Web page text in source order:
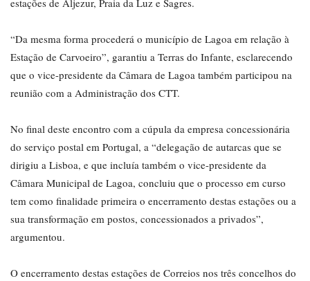
estações de Aljezur, Praia da Luz e Sagres.
“Da mesma forma procederá o município de Lagoa em relação à
Estação de Carvoeiro”, garantiu a Terras do Infante, esclarecendo
que o vice-presidente da Câmara de Lagoa também participou na
reunião com a Administração dos CTT.
No final deste encontro com a cúpula da empresa concessionária
do serviço postal em Portugal, a “delegação de autarcas que se
dirigiu a Lisboa, e que incluía também o vice-presidente da
Câmara Municipal de Lagoa, concluiu que o processo em curso
tem como finalidade primeira o encerramento destas estações ou a
sua transformação em postos, concessionados a privados”,
argumentou.
O encerramento destas estações de Correios nos três concelhos do